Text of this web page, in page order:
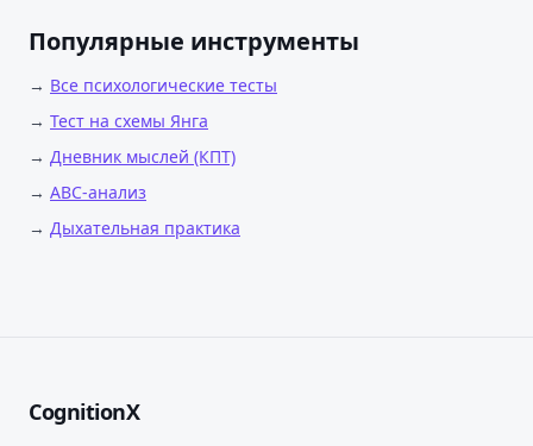
Популярные инструменты
→ Все психологические тесты
→ Тест на схемы Янга
→ Дневник мыслей (КПТ)
→ ABC-анализ
→ Дыхательная практика
CognitionX